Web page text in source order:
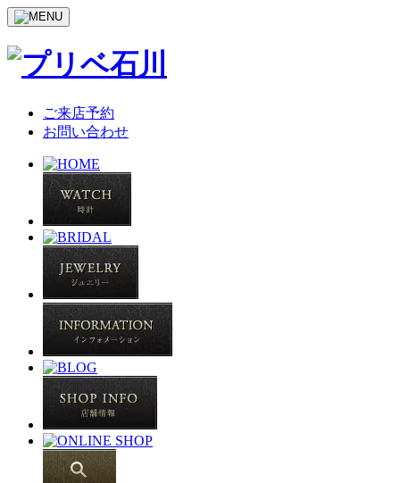
ご来店予約
お問い合わせ